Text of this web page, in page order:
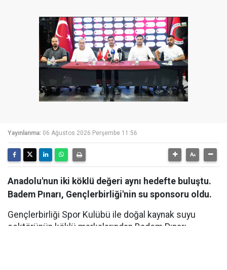
Yayınlanma: 06 Ağustos 2026 Perşembe 11:56
Anadolu'nun iki köklü değeri aynı hedefte buluştu.
Badem Pınarı, Gençlerbirliği'nin su sponsoru oldu.
Gençlerbirliği Spor Kulübü ile doğal kaynak suyu
sektörünün köklü markalarından Badem Pınarı